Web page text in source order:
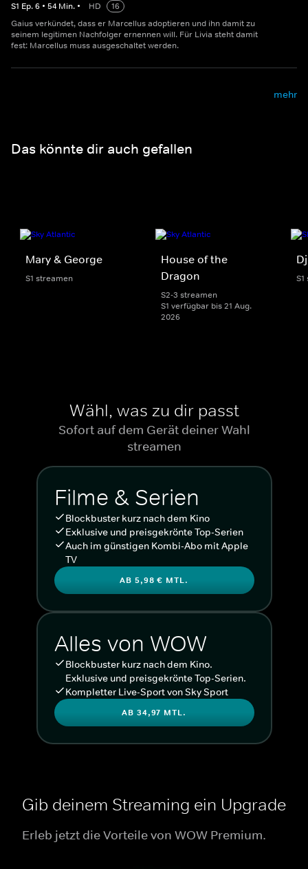
S1 Ep.6 • 54 Min. • HD
16
Gaius verkündet, dass er Marcellus adoptieren und ihn damit zu
seinem legitimen Nachfolger ernennen will. Für Livia steht damit
fest: Marcellus muss ausgeschaltet werden.
mehr
Das könnte dir auch gefallen
Mary & George
S1 streamen
House of the
Dragon
S2-3 streamen
S1 verfügbar bis 21 Aug.
2026
Wähl, was zu dir passt
Sofort auf dem Gerät deiner Wahl
streamen
Filme & Serien
Blockbuster kurz nach dem Kino
Exklusive und preisgekrönte Top-Serien
Auch im günstigen Kombi-Abo mit Apple
TV
AB 5,98 € MTL.
Alles von WOW
Blockbuster kurz nach dem Kino.
Exklusive und preisgekrönte Top-Serien.
Kompletter Live-Sport von Sky Sport
AB 34,97 MTL.
Gib deinem Streaming ein Upgrade
Erleb jetzt die Vorteile von WOW Premium.